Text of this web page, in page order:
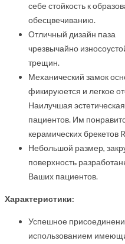
себе стойкость к
обесцвечиванию.
Отличный дизайн паза
чрезвычайно
трещин.
Механический замок
фикируюется и легкое
Наилучшая
пациентов. Им
керамических брекетов
Небольшой размер,
поверхность
Ваших пациентов.
Характеристики:
Успешное
использованием